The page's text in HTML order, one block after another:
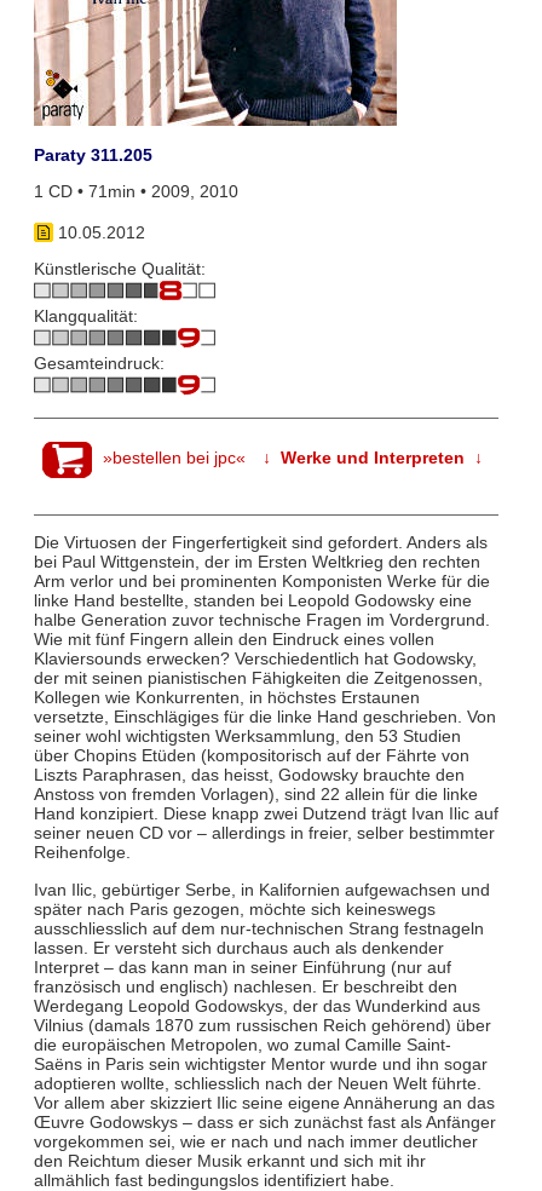
Paraty 311.205
1 CD • 71min • 2009, 2010
10.05.2012
Künstlerische Qualität:
Klangqualität:
Gesamteindruck:
»bestellen bei jpc« ↓ Werke und Interpreten ↓
Die Virtuosen der Fingerfertigkeit sind gefordert. Anders als
bei Paul Wittgenstein, der im Ersten Weltkrieg den rechten
Arm verlor und bei prominenten Komponisten Werke für die
linke Hand bestellte, standen bei Leopold Godowsky eine
halbe Generation zuvor technische Fragen im Vordergrund.
Wie mit fünf Fingern allein den Eindruck eines vollen
Klaviersounds erwecken? Verschiedentlich hat Godowsky,
der mit seinen pianistischen Fähigkeiten die Zeitgenossen,
Kollegen wie Konkurrenten, in höchstes Erstaunen
versetzte, Einschlägiges für die linke Hand geschrieben. Von
seiner wohl wichtigsten Werksammlung, den 53 Studien
über Chopins Etüden (kompositorisch auf der Fährte von
Liszts Paraphrasen, das heisst, Godowsky brauchte den
Anstoss von fremden Vorlagen), sind 22 allein für die linke
Hand konzipiert. Diese knapp zwei Dutzend trägt Ivan Ilic auf
seiner neuen CD vor – allerdings in freier, selber bestimmter
Reihenfolge.
Ivan Ilic, gebürtiger Serbe, in Kalifornien aufgewachsen und
später nach Paris gezogen, möchte sich keineswegs
ausschliesslich auf dem nur-technischen Strang festnageln
lassen. Er versteht sich durchaus auch als denkender
Interpret – das kann man in seiner Einführung (nur auf
französisch und englisch) nachlesen. Er beschreibt den
Werdegang Leopold Godowskys, der das Wunderkind aus
Vilnius (damals 1870 zum russischen Reich gehörend) über
die europäischen Metropolen, wo zumal Camille Saint-
Saëns in Paris sein wichtigster Mentor wurde und ihn sogar
adoptieren wollte, schliesslich nach der Neuen Welt führte.
Vor allem aber skizziert Ilic seine eigene Annäherung an das
Œuvre Godowskys – dass er sich zunächst fast als Anfänger
vorgekommen sei, wie er nach und nach immer deutlicher
den Reichtum dieser Musik erkannt und sich mit ihr
allmählich fast bedingungslos identifiziert habe.